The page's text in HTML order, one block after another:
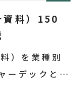
資料）150
）を業種別
ーデックと